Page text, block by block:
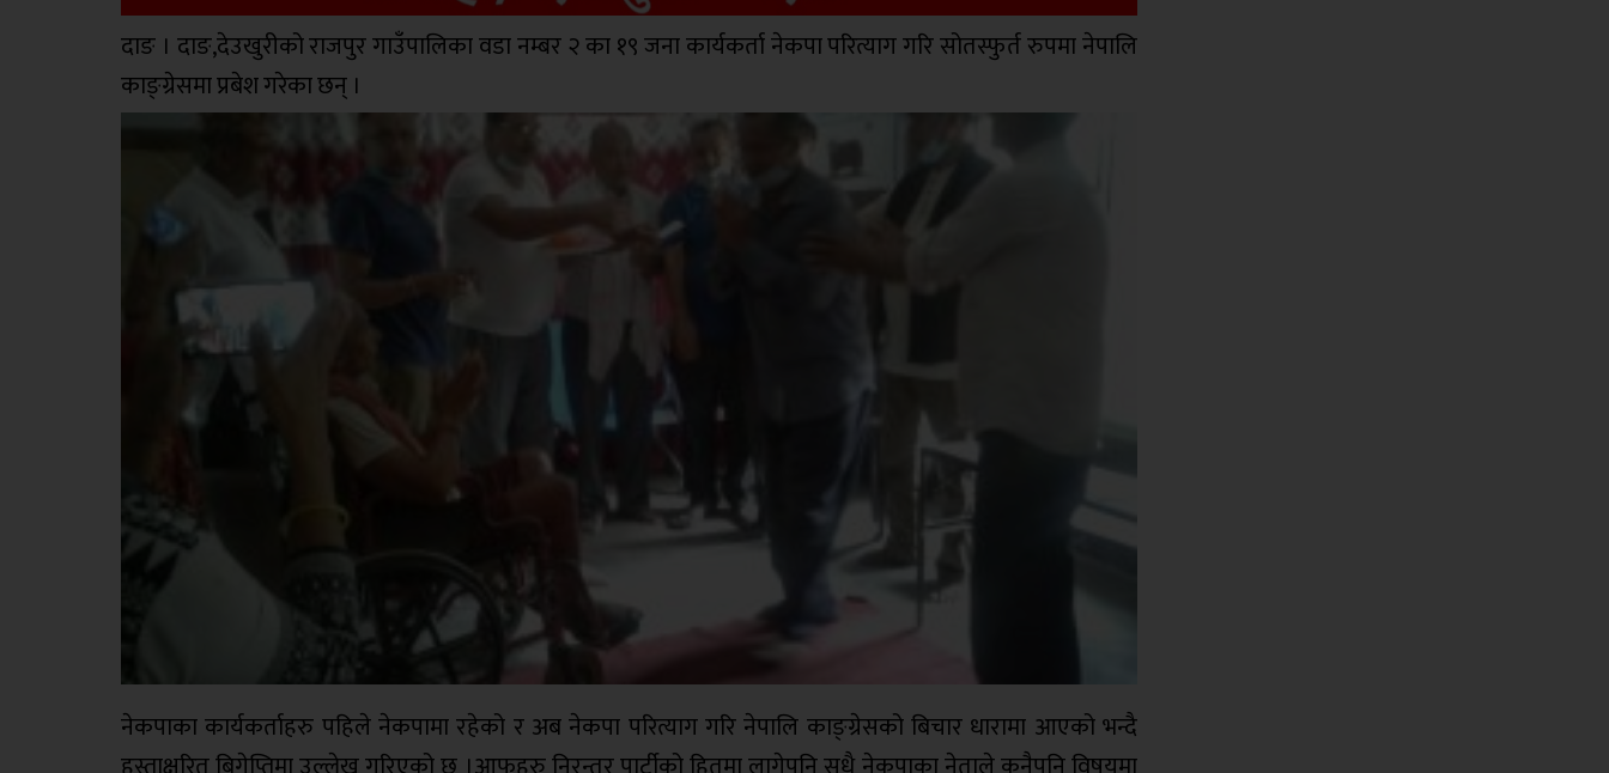
दाङ । दाङ,देउखुरीको राजपुर गाउँपालिका वडा नम्बर २ का १९ जना कार्यकर्ता नेकपा परित्याग गरि सोतस्फुर्त रुपमा नेपालि
काङ्ग्रेसमा प्रबेश गरेका छन् ।
नेकपाका कार्यकर्ताहरु पहिले नेकपामा रहेको र अब नेकपा परित्याग गरि नेपालि काङ्ग्रेसको बिचार धारामा आएको भन्दै